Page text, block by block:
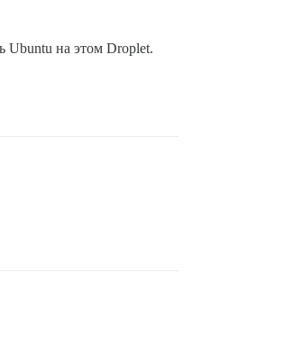
Ubuntu на этом Droplet.